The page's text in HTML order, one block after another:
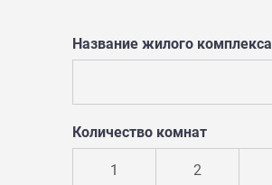
Название жилого комплекса
Количество комнат
1 2